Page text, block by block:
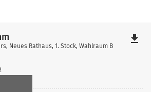
Neues Rathaus, 1. Stock, Wahlraum B
file_download